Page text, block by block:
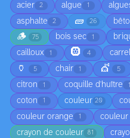
acier 2 algue 1
asphalte 2 🧱 26
🪵 75 bois sec 1
cailloux 1 🛞 4
🏺 5 chair 1 💇 5
citron 1 coquille d'huître 1
coton 1 couleur 20
couleur orange 1 couleur
crayon de couleur 81